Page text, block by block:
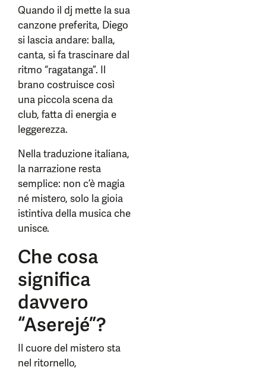
Quando il dj mette la sua
canzone preferita, Diego
si lascia andare: balla,
canta, si fa trascinare dal
ritmo “ragatanga”. Il
brano costruisce così
una piccola scena da
club, fatta di energia e
leggerezza.
Nella traduzione italiana,
la narrazione resta
semplice: non c’è magia
né mistero, solo la gioia
istintiva della musica che
unisce.
Che cosa
significa
davvero
“Aserejé”?
Il cuore del mistero sta
nel ritornello,